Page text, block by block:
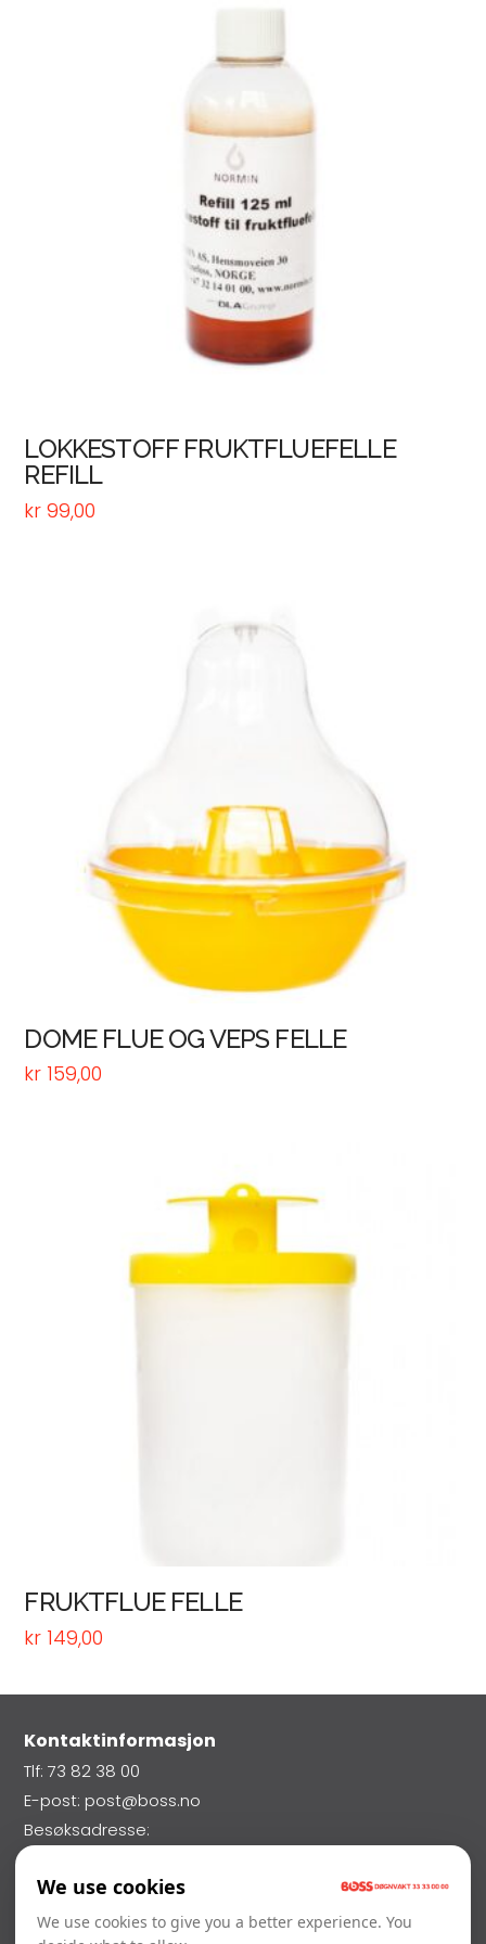
LOKKESTOFF FRUKTFLUEFELLE
REFILL
kr 99,00
DOME FLUE OG VEPS FELLE
kr 159,00
FRUKTFLUE FELLE
kr 149,00
Kontaktinformasjon
Tlf: 73 82 38 00
E-post: post@boss.no
Besøksadresse:
7026 Trondheim
Vakttelefon: 33 33 00 00
We use cookies
We use cookies to give you a better experience. You